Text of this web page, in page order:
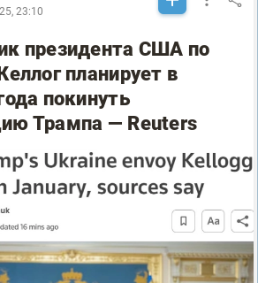
23:10
президента США по
планирует в
покинуть
Трампа — Reuters